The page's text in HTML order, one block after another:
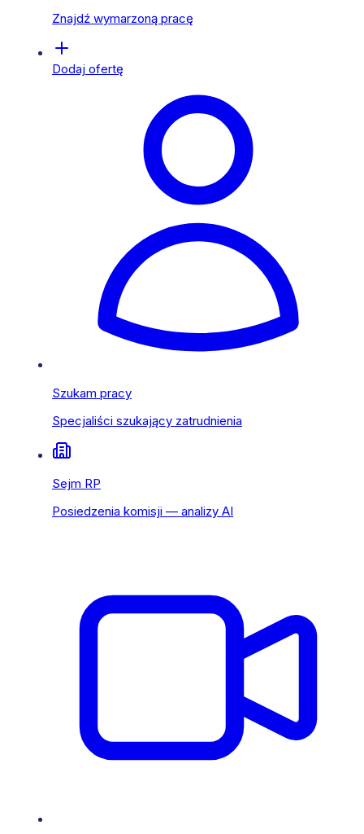
Znajdź wymarzoną pracę
Dodaj ofertę
Szukam pracy
Specjaliści szukający zatrudnienia
Sejm RP
Posiedzenia komisji — analizy AI